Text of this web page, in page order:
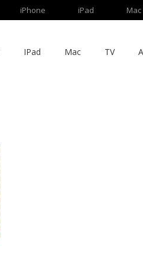
iPhone iPad Mac
IPad Mac TV